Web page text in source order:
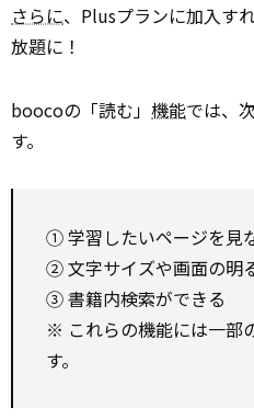
さらに、Plusプランに加入す
放題に！
boocoの「読む」 機能では、
す。
① 学習したいページを見
② 文字サイズや画面の明
③ 書籍内検索ができる
※ これらの機能には一部
す。